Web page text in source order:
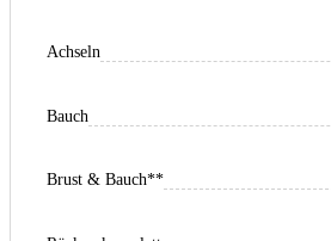
Achseln
Bauch
Brust & Bauch**